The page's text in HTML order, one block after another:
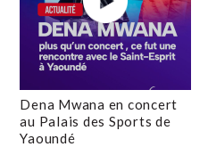
Dena Mwana en concert
au Palais des Sports de
Yaoundé